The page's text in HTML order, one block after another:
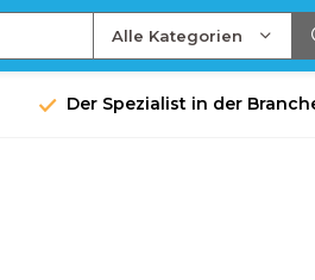
Alle Kategorien
Der Spezialist in der